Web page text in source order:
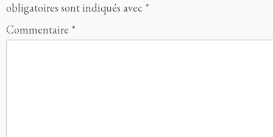
obligatoires sont indiqués avec *
Commentaire *